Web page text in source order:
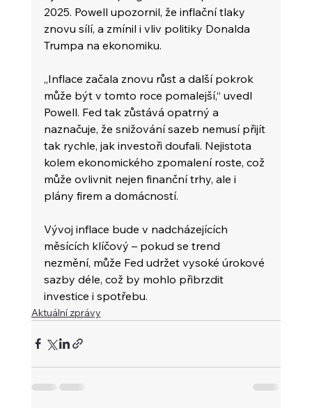
2025. Powell upozornil, že inflační tlaky
znovu sílí, a zmínil i vliv politiky Donalda
Trumpa na ekonomiku.
„Inflace začala znovu růst a další pokrok
může být v tomto roce pomalejší,“ uvedl
Powell. Fed tak zůstává opatrný a
naznačuje, že snižování sazeb nemusí přijít
tak rychle, jak investoři doufali. Nejistota
kolem ekonomického zpomalení roste, což
může ovlivnit nejen finanční trhy, ale i
plány firem a domácností.
Vývoj inflace bude v nadcházejících
měsících klíčový – pokud se trend
nezmění, může Fed udržet vysoké úrokové
sazby déle, což by mohlo přibrzdit
investice i spotřebu.
Aktuální zprávy